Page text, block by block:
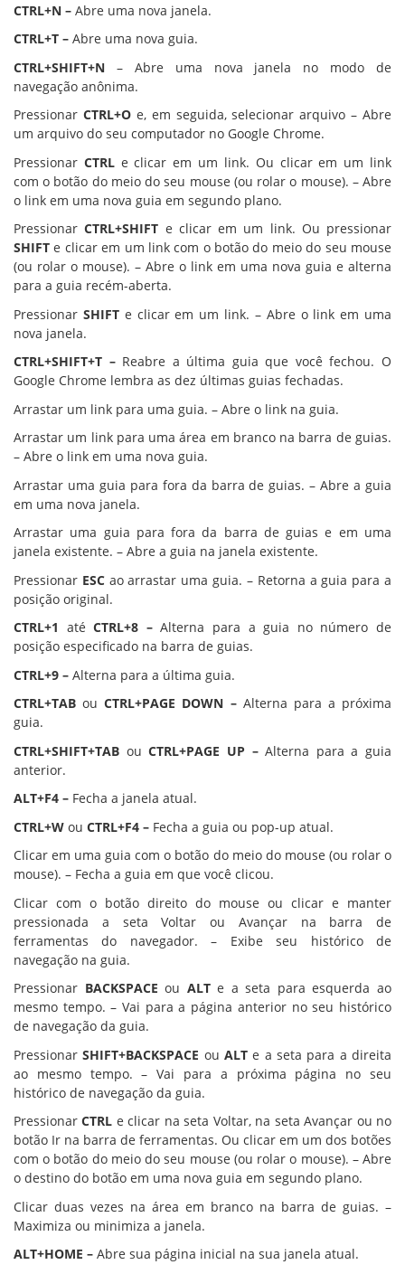
CTRL+N – Abre uma nova janela.
CTRL+T – Abre uma nova guia.
CTRL+SHIFT+N – Abre uma nova janela no modo de
navegação anônima.
Pressionar CTRL+Oe, em seguida, selecionar arquivo – Abre
um arquivo do seu computador no Google Chrome.
Pressionar CTRLe clicar em um link. Ou clicar em um link
com o botão do meio do seu mouse (ou rolar o mouse). – Abre
o link em uma nova guia em segundo plano.
PressionarCTRL+SHIFT e clicar em um link. Ou pressionar
SHIFT e clicar em um link com o botão do meio do seu mouse
(ou rolar o mouse). – Abre o link em uma nova guia e alterna
para a guia recém-aberta.
Pressionar SHIFTe clicar em um link. – Abre o link em uma
nova janela.
CTRL+SHIFT+T – Reabre a última guia que você fechou. O
Google Chrome lembra as dez últimas guias fechadas.
Arrastar um link para uma guia. – Abre o link na guia.
Arrastar um link para uma área em branco na barra de guias.
– Abre o link em uma nova guia.
Arrastar uma guia para fora da barra de guias. – Abre a guia
em uma nova janela.
Arrastar uma guia para fora da barra de guias e em uma
janela existente. – Abre a guia na janela existente.
Pressionar ESCao arrastar uma guia. – Retorna a guia para a
posição original.
CTRL+1 atéCTRL+8 –Alterna para a guia no número de
posição especificado na barra de guias.
CTRL+9 – Alterna para a última guia.
CTRL+TAB ouCTRL+PAGE DOWN – Alterna para a próxima
guia.
CTRL+SHIFT+TAB ouCTRL+PAGE UP –Alterna para a guia
anterior.
ALT+F4 – Fecha a janela atual.
CTRL+W ou CTRL+F4 – Fecha a guia ou pop-up atual.
Clicar em uma guia com o botão do meio do mouse (ou rolar o
mouse). – Fecha a guia em que você clicou.
Clicar com o botão direito do mouse ou clicar e manter
pressionada a seta Voltar ou Avançar na barra de
ferramentas do navegador. – Exibe seu histórico de
navegação na guia.
Pressionar BACKSPACE ou ALTe a seta para esquerda ao
mesmo tempo. – Vai para a página anterior no seu histórico
de navegação da guia.
PressionarSHIFT+BACKSPACE ouALT e a seta para a direita
ao mesmo tempo. – Vai para a próxima página no seu
histórico de navegação da guia.
PressionarCTRL e clicar na seta Voltar, na seta Avançar ou no
botão Ir na barra de ferramentas. Ou clicar em um dos botões
com o botão do meio do seu mouse (ou rolar o mouse). – Abre
o destino do botão em uma nova guia em segundo plano.
Clicar duas vezes na área em branco na barra de guias. –
Maximiza ou minimiza a janela.
ALT+HOME – Abre sua página inicial na sua janela atual.